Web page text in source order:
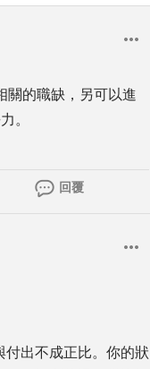
關的職缺，另可以進
。
回覆
出不成正比。你的狀